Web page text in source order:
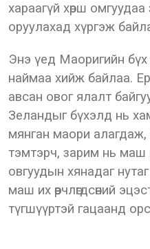
хараагүй хөрш
оруулахад хүргэж
Энэ үед Маоригийн
наймаа хийж байлаа.
авсан овог ялалт
Зеландыг бүхэлд нь
мянган маори алагдаж,
тэмтэрч, зарим нь маш
овгуудын хянадаг
маш их өөрчлөгдсөний
түгшүүртэй гацаанд